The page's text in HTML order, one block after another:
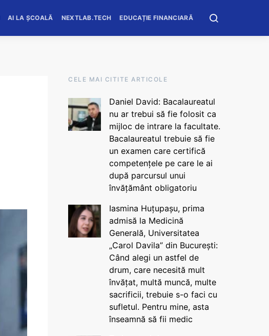
AI LA ȘCOALĂ NEXTLAB.TECH EDUCAȚIE FINANCIARĂ
CELE MAI CITITE ARTICOLE
Daniel David: Bacalaureatul
nu ar trebui să fie folosit ca
mijloc de intrare la facultate.
Bacalaureatul trebuie să fie
un examen care certifică
competențele pe care le ai
după parcursul unui
învățământ obligatoriu
Iasmina Huțupașu, prima
admisă la Medicină
Generală, Universitatea
„Carol Davila” din București:
Când alegi un astfel de
drum, care necesită mult
învățat, multă muncă, multe
sacrificii, trebuie s-o faci cu
sufletul. Pentru mine, asta
înseamnă să fii medic